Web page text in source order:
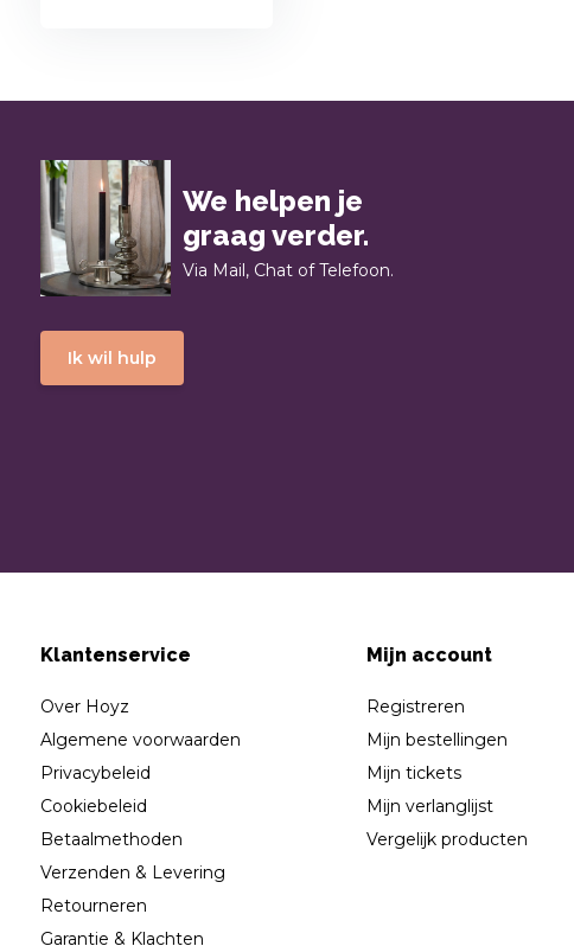
We helpen je
graag verder.
Via Mail, Chat of Telefoon.
Ik wil hulp
Klantenservice
Over Hoyz
Algemene voorwaarden
Privacybeleid
Cookiebeleid
Betaalmethoden
Verzenden & Levering
Retourneren
Garantie & Klachten
Mijn account
Registreren
Mijn bestellingen
Mijn tickets
Mijn verlanglijst
Vergelijk producten